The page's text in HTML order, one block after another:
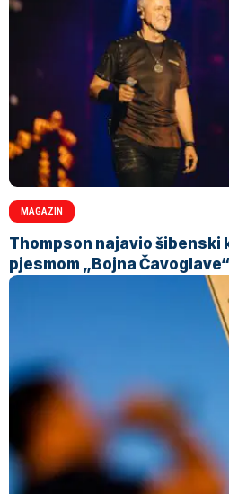
MAGAZIN
Thompson najavio šibenski
pjesmom „Bojna Čavoglave“